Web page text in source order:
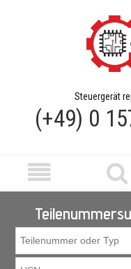
Steuergerät
(+49) 0